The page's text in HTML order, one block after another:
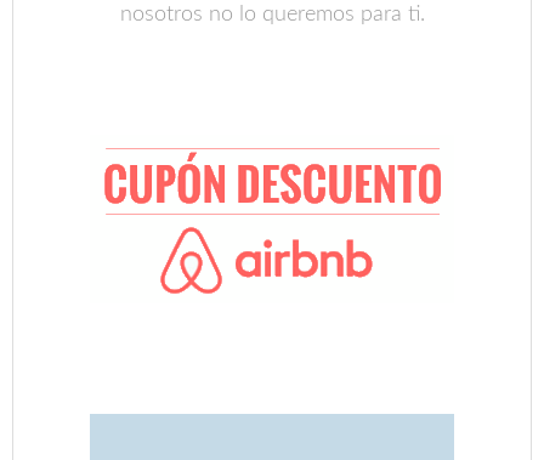
nosotros no lo queremos para ti.